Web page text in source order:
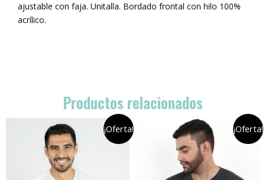
ajustable con faja. Unitalla. Bordado frontal con hilo 100%
acrílico.
Productos relacionados
¡Oferta! ¡Oferta!